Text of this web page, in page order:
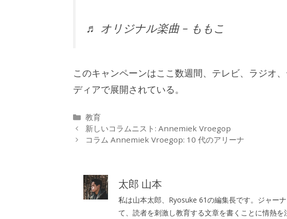
♬ オリジナル楽曲 – ももこ
このキャンペーンはここ数週間、テレビ、ラジオ
ディアで展開されている。
カ
テ
ゴ
教育
新しいコラムニスト: Annemiek Vroegop
コラム Annemiek Vroegop: 10 代のアリーナ
太郎 山本
私は山本太郎、Ryosuke 61の編集長です。ジャー
て、読者を刺激し教育する文章を書くことに情熱